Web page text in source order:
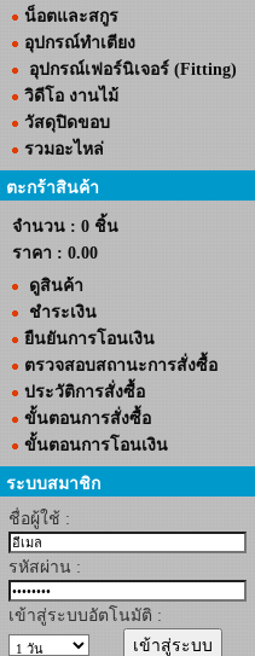
น็อตและสกูร
อุปกรณ์ทำเตียง
อุปกรณ์เฟอร์นิเจอร์ (Fitting)
วิดีโอ งานไม้
วัสดุปิดขอบ
รวมอะไหล่
ตะกร้าสินค้า
จำนวน : 0 ชิ้น
ราคา : 0.00
ดูสินค้า
ชำระเงิน
ยืนยันการโอนเงิน
ตรวจสอบสถานะการสั่งซื้อ
ประวัติการสั่งซื้อ
ขั้นตอนการสั่งซื้อ
ขั้นตอนการโอนเงิน
ระบบสมาชิก
ชื่อผู้ใช้ :
รหัสผ่าน :
เข้าสู่ระบบอัตโนมัติ :